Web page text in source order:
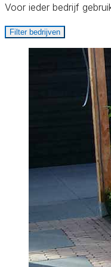
Voor ieder bedrijf
Filter bedrijven